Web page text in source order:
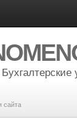
Бухгалтерские
сайта